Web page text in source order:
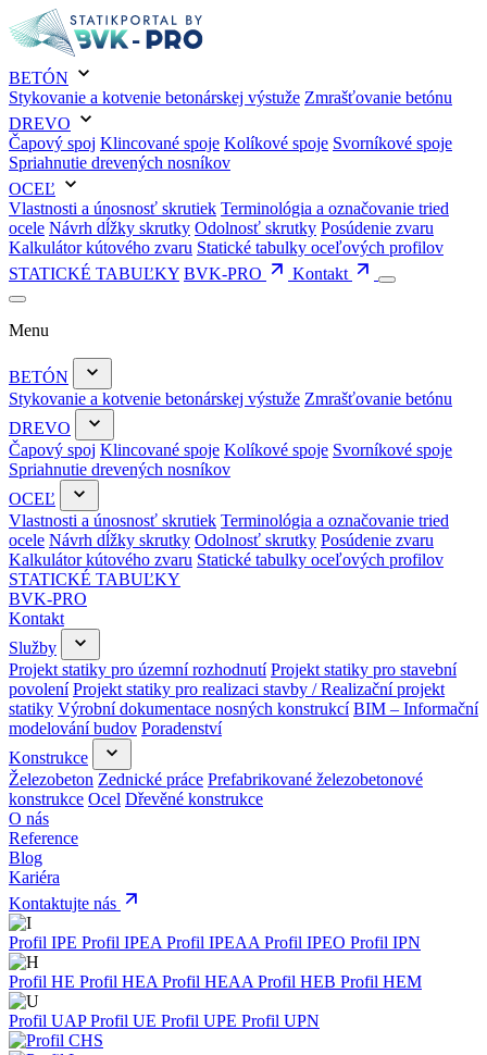
BETÓN
Stykovanie a kotvenie betonárskej výstuže Zmrašťovanie betónu
DREVO
Čapový spoj Klincované spoje Kolíkové spoje Svorníkové spoje
Spriahnutie drevených nosníkov
OCEĽ
Vlastnosti a únosnosť skrutiek Terminológia a označovanie tried
ocele Návrh dĺžky skrutky Odolnosť skrutky Posúdenie zvaru
Kalkulátor kútového zvaru Statické tabulky oceľových profilov
STATICKÉ TABUĽKY BVK-PRO Kontakt
Menu
BETÓN
Stykovanie a kotvenie betonárskej výstuže Zmrašťovanie betónu
DREVO
Čapový spoj Klincované spoje Kolíkové spoje Svorníkové spoje
Spriahnutie drevených nosníkov
OCEĽ
Vlastnosti a únosnosť skrutiek Terminológia a označovanie tried
ocele Návrh dĺžky skrutky Odolnosť skrutky Posúdenie zvaru
Kalkulátor kútového zvaru Statické tabulky oceľových profilov
STATICKÉ TABUĽKY
BVK-PRO
Kontakt
Služby
Projekt statiky pro územní rozhodnutí Projekt statiky pro stavební
povolení Projekt statiky pro realizaci stavby / Realizační projekt
statiky Výrobní dokumentace nosných konstrukcí BIM – Informační
modelování budov Poradenství
Konstrukce
Železobeton Zednické práce Prefabrikované železobetonové
konstrukce Ocel Dřevěné konstrukce
O nás
Reference
Blog
Kariéra
Kontaktujte nás
Profil IPE Profil IPEA Profil IPEAA Profil IPEO Profil IPN
Profil HE Profil HEA Profil HEAA Profil HEB Profil HEM
Profil UAPProfil UE Profil UPE Profil UPN